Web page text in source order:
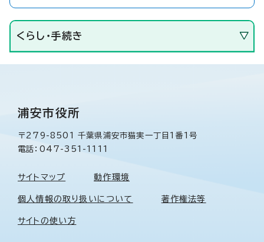
くらし・手続き
浦安市役所
〒279-8501 千葉県浦安市猫実一丁目1番1号
電話：047-351-1111
サイトマップ 動作環境
個人情報の取り扱いについて 著作権法等
サイトの使い方